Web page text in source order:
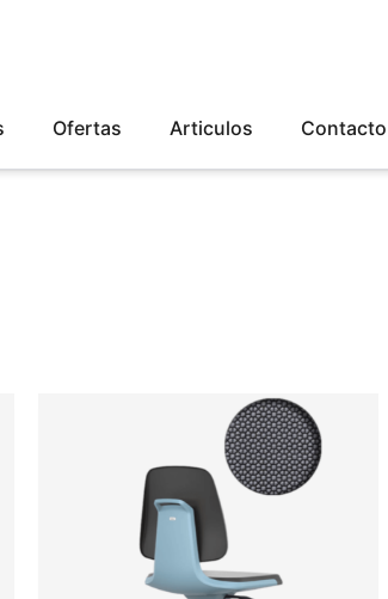
Ofertas Articulos Contacto